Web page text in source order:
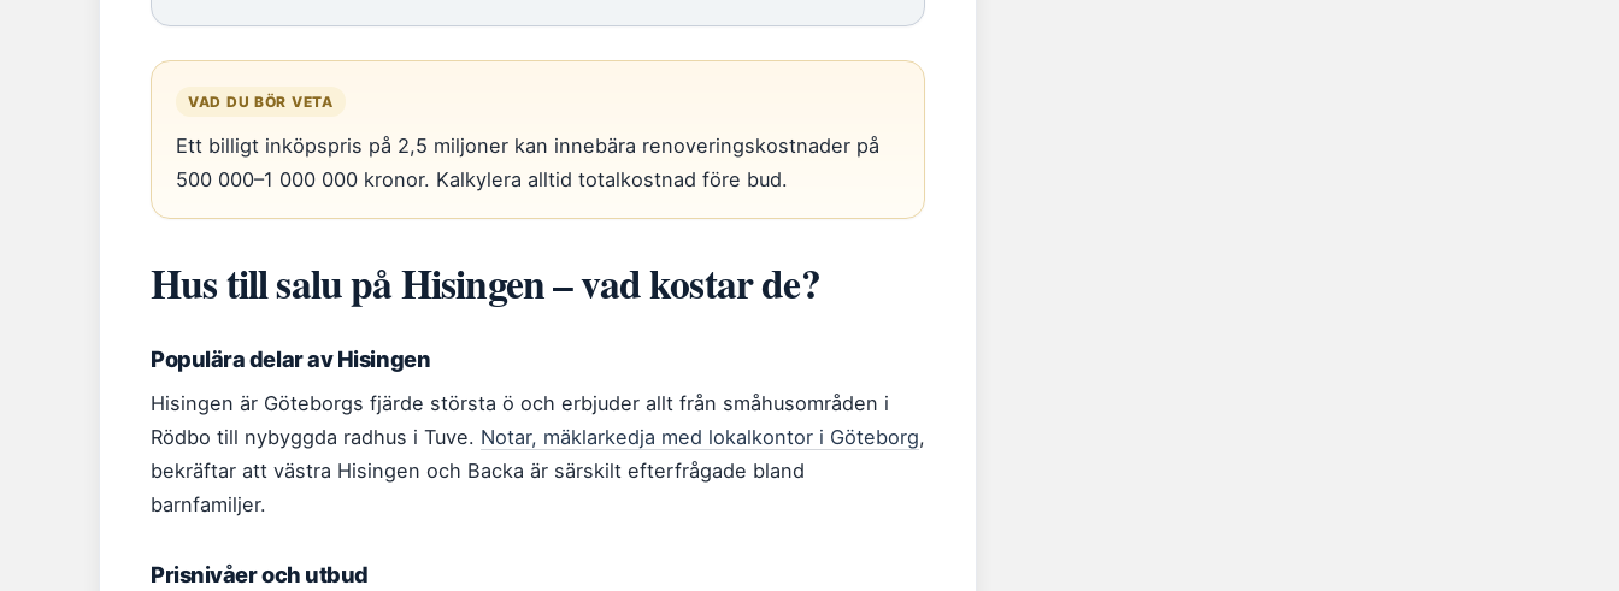
VAD DU BÖR VETA
Ett billigt inköpspris på 2,5 miljoner kan innebära renoveringskostnader på
500 000–1 000 000 kronor. Kalkylera alltid totalkostnad före bud.
Hus till salu på Hisingen – vad kostar de?
Populära delar av Hisingen
Hisingen är Göteborgs fjärde största ö och erbjuder allt från småhusområden i
Rödbo till nybyggda radhus i Tuve. Notar, mäklarkedja med lokalkontor i Göteborg,
bekräftar att västra Hisingen och Backa är särskilt efterfrågade bland
barnfamiljer.
Prisnivåer och utbud